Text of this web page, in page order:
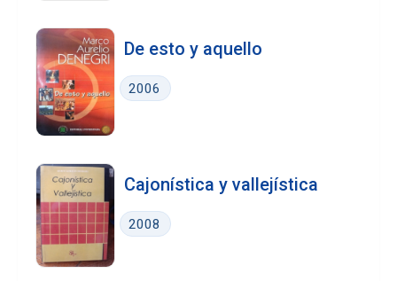
De esto y aquello
2006
Cajonística y vallejística
2008